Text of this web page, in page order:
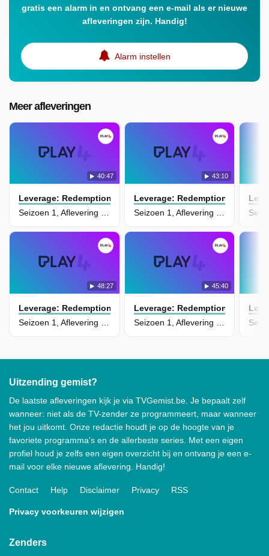
gratis een alarm in en ontvang een e-mail als er nieuwe
afleveringen zijn. Handig!
Alarm instellen
Meer afleveringen
40:47
Leverage: Redemption
Seizoen 1, Aflevering 13 - The Hurricane Job
43:10
Leverage: Redemption
Seizoen 1, Aflevering 12 - The Golf Job
48:27
Leverage: Redemption
45:40
Leverage: Redemption
Uitzending gemist?
De laatste afleveringen kijk je via TVGemist.be. Je bepaalt zelf
wanneer: niet als de TV-zender ze programmeert, maar wanneer
het jou uitkomt. Onze redactie houdt je op de hoogte van je
favoriete programma's en de allerbeste series. Met een eigen
profiel houd je zelfs een eigen overzicht bij en ontvang je een e-
mail voor elke nieuwe aflevering. Handig!
Contact Help Disclaimer Privacy RSS
Privacy voorkeuren wijzigen
Zenders